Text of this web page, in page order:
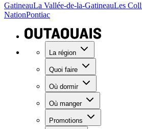
GatineauLa Vallée-de-la-GatineauLes
NationPontiac
La région
Quoi faire
Où dormir
Où manger
Promotions